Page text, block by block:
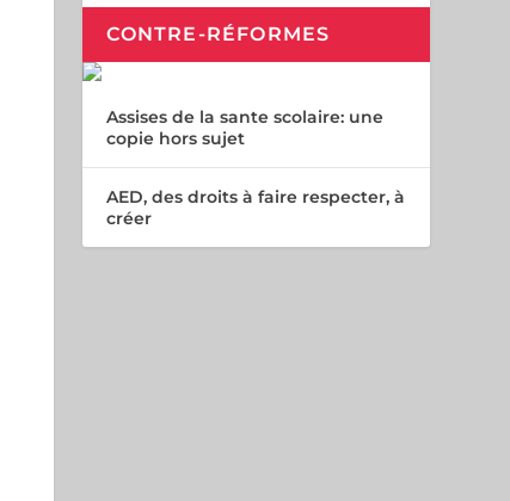
CONTRE-RÉFORMES
Assises de la sante scolaire: une
copie hors sujet
AED, des droits à faire respecter, à
créer